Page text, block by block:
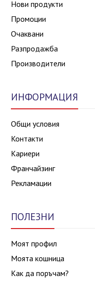
Нови продукти
Промоции
Очаквани
Разпродажба
Производители
ИНФОРМАЦИЯ
Общи условия
Контакти
Кариери
Франчайзинг
Рекламации
ПОЛЕЗНИ
Моят профил
Моята кошница
Как да поръчам?